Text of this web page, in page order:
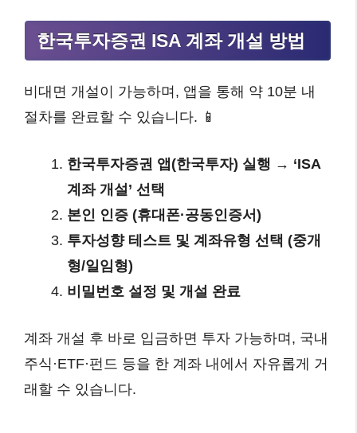
한국투자증권 ISA 계좌 개설 방법
비대면 개설이 가능하며, 앱을 통해 약 10분 내
절차를 완료할 수 있습니다. 📱
한국투자증권 앱(한국투자) 실행 → ‘ISA
계좌 개설’ 선택
본인 인증 (휴대폰·공동인증서)
투자성향 테스트 및 계좌유형 선택 (중개
형/일임형)
비밀번호 설정 및 개설 완료
계좌 개설 후 바로 입금하면 투자 가능하며, 국내
주식·ETF·펀드 등을 한 계좌 내에서 자유롭게 거
래할 수 있습니다.